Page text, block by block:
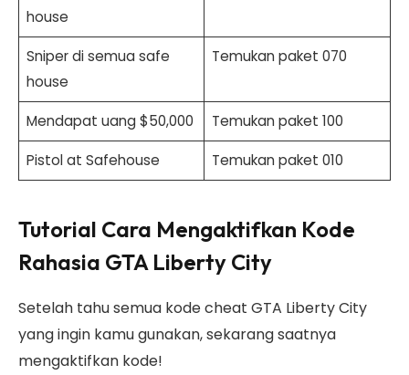
house
Sniper di semua safe
house
Temukan paket 070
Mendapat uang $50,000 Temukan paket 100
Pistol at Safehouse Temukan paket 010
Tutorial Cara Mengaktifkan Kode
Rahasia GTA Liberty City
Setelah tahu semua kode cheat GTA Liberty City
yang ingin kamu gunakan, sekarang saatnya
mengaktifkan kode!